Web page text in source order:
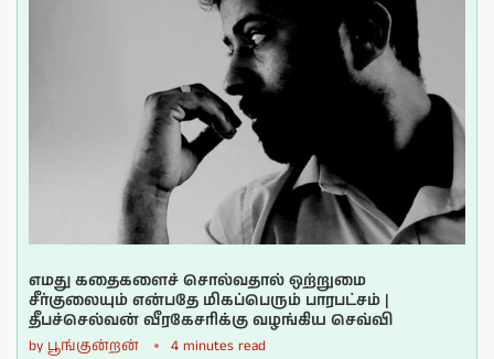
எமது கதைகளைச் சொல்வதால் ஒற்றுமை
சீர்குலையும் என்பதே மிகப்பெரும் பாரபட்சம் |
தீபச்செல்வன் வீரகேசரிக்கு வழங்கிய செவ்வி
by பூங்குன்றன் 4 minutes read